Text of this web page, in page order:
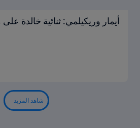
أيمار وريكيلمي: ثنائية خالدة
شاهد المزيد